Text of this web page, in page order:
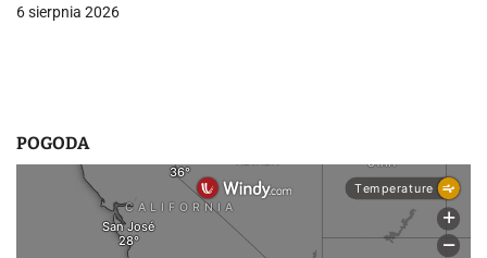
6 sierpnia 2026
POGODA